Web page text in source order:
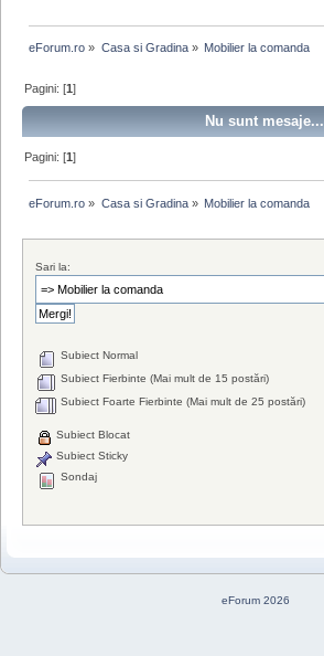
eForum.ro » Casa si Gradina» Mobilier la comanda
Pagini: [1]
Nu sunt mesaje...
Pagini: [1]
eForum.ro » Casa si Gradina» Mobilier la comanda
Sari la:
Subiect Normal
Subiect Fierbinte (Mai mult de 15 postări)
Subiect Foarte Fierbinte (Mai mult de 25 postări)
Subiect Blocat
Subiect Sticky
Sondaj
eForum 2026